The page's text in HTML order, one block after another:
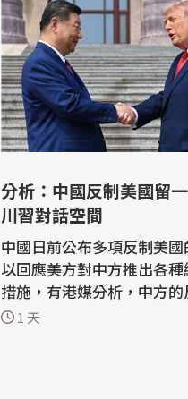
分析：中國反制美國留
川習對話空間
中國日前公布多項反制美
以回應美方對中方推出各
措施，有港媒分析，中方
「沒有把拳頭揮到最盡」
1 天